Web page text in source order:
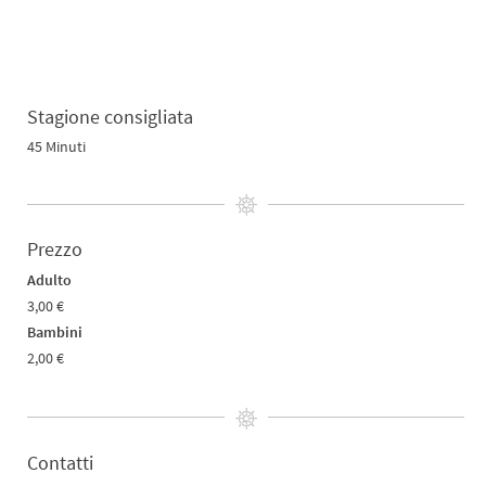
Stagione consigliata
45 Minuti
Prezzo
Adulto
3,00 €
Bambini
2,00 €
Contatti